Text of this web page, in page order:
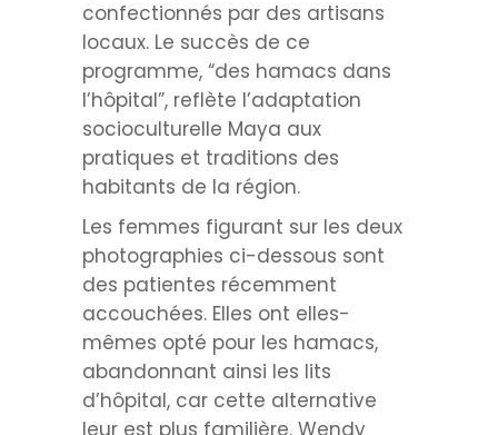
confectionnés par des artisans
locaux. Le succès de ce
programme, “des hamacs dans
l’hôpital”, reflète l’adaptation
socioculturelle Maya aux
pratiques et traditions des
habitants de la région.
Les femmes figurant sur les deux
photographies ci-dessous sont
des patientes récemment
accouchées. Elles ont elles-
mêmes opté pour les hamacs,
abandonnant ainsi les lits
d’hôpital, car cette alternative
leur est plus familière. Wendy